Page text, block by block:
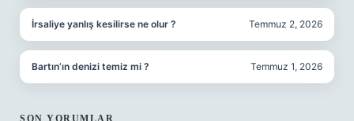
İrsaliye yanlış kesilirse ne olur ? Temmuz 2, 2026
Bartın’ın denizi temiz mi ? Temmuz 1, 2026
SON YORUMLAR